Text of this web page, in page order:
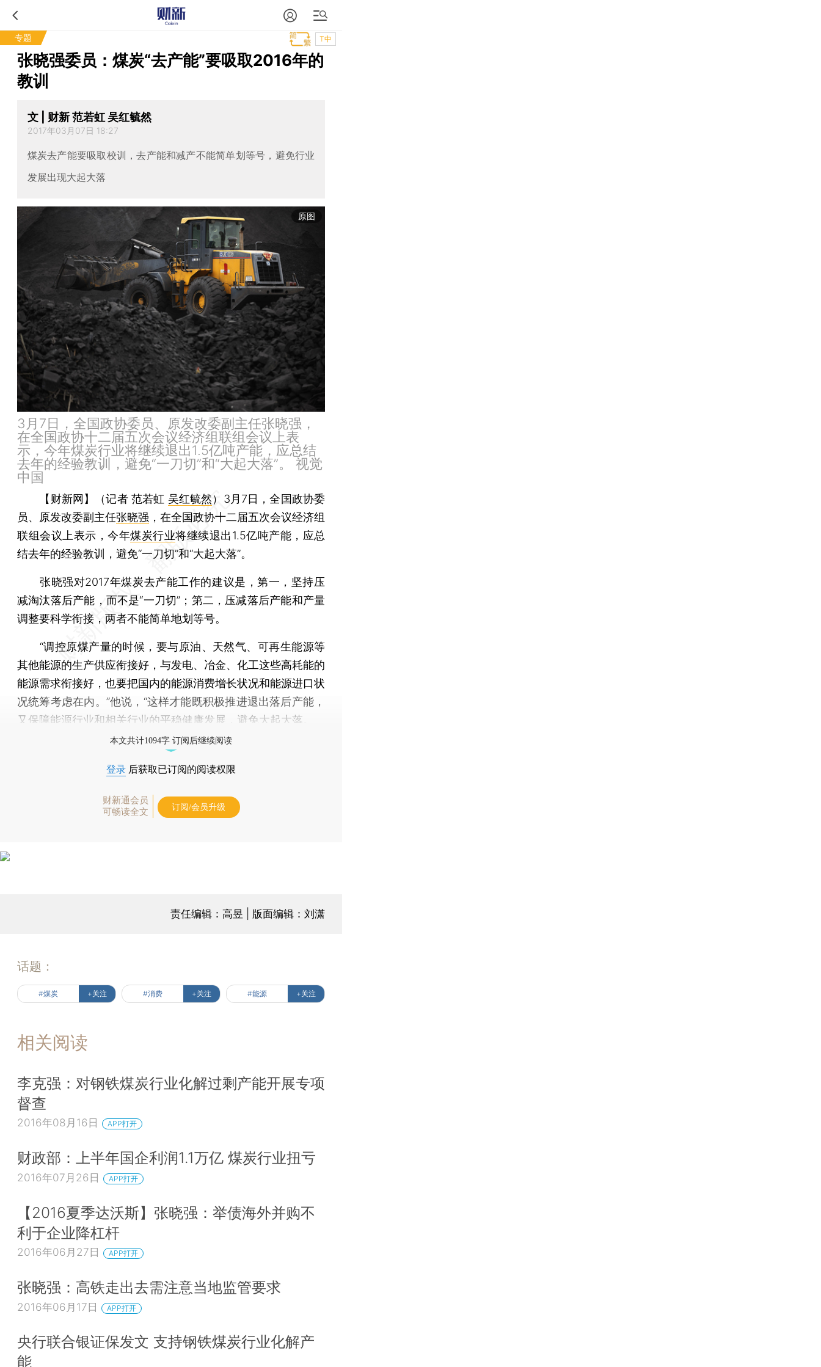
专题 T中
张晓强委员：煤炭“去产能”要吸取2016年的
教训
文 | 财新 范若虹 吴红毓然
2017年03月07日 18:27
煤炭去产能要吸取校训，去产能和减产不能简单划等号，避免行业
发展出现大起大落
原图
3月7日，全国政协委员、原发改委副主任张晓强，
在全国政协十二届五次会议经济组联组会议上表
示，今年煤炭行业将继续退出1.5亿吨产能，应总结
去年的经验教训，避免“一刀切”和“大起大落”。 视觉
中国
【财新网】（记者 范若虹 吴红毓然） 3月7日，全国政协委
员、原发改委副主任张晓强 ，在全国政协十二届五次会议经济组
联组会议上表示，今年煤炭行业将继续退出1.5亿吨产能，应总
结去年的经验教训，避免“一刀切”和“大起大落”。
张晓强对2017年煤炭去产能工作的建议是，第一，坚持压
减淘汰落后产能，而不是“一刀切”；第二，压减落后产能和产量
调整要科学衔接，两者不能简单地划等号。
“调控原煤产量的时候，要与原油、天然气、可再生能源等
其他能源的生产供应衔接好，与发电、冶金、化工这些高耗能的
能源需求衔接好，也要把国内的能源消费增长状况和能源进口状
况统筹考虑在内。”他说，“这样才能既积极推进退出落后产能，
又保障能源行业和相关行业的平稳健康发展，避免大起大落。
本文共计1094字 订阅后继续阅读
登录 后获取已订阅的阅读权限
财新通会员
可畅读全文
订阅/会员升级
责任编辑：高昱 | 版面编辑：刘潇
话题：
#煤炭 +关注 #消费 +关注 #能源 +关注
相关阅读
李克强：对钢铁煤炭行业化解过剩产能开展专项
督查
2016年08月16日 APP打开
财政部：上半年国企利润1.1万亿 煤炭行业扭亏
2016年07月26日 APP打开
【2016夏季达沃斯】张晓强：举债海外并购不
利于企业降杠杆
2016年06月27日 APP打开
张晓强：高铁走出去需注意当地监管要求
2016年06月17日 APP打开
央行联合银证保发文 支持钢铁煤炭行业化解产
能